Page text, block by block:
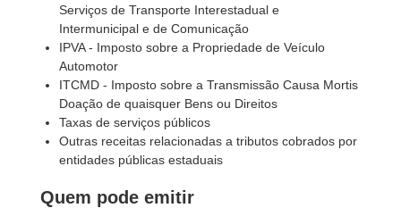
Serviços de Transporte Interestadual e
Intermunicipal e de Comunicação
IPVA - Imposto sobre a Propriedade de Veículo
Automotor
ITCMD - Imposto sobre a Transmissão Causa Mortis
Doação de quaisquer Bens ou Direitos
Taxas de serviços públicos
Outras receitas relacionadas a tributos cobrados por
entidades públicas estaduais
Quem pode emitir